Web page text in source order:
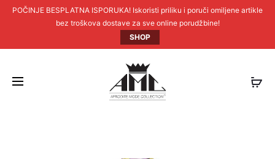
POČINJE BESPLATNA ISPORUKA! Iskoristi priliku i poruči omiljene artikle
bez troškova dostave za sve online porudžbine!
SHOP